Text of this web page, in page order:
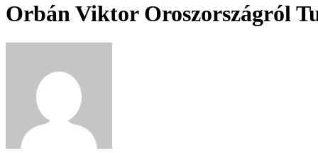
Orbán Viktor Oroszországról